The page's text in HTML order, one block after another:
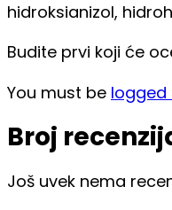
hidroksianizol,
Budite prvi koji će
You must be logged
Broj
Još uvek nema